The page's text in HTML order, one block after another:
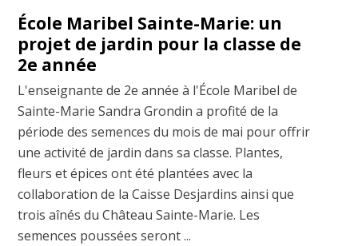
École Maribel Sainte-Marie: un
projet de jardin pour la classe de
2e année
L'enseignante de 2e année à l'École Maribel de
Sainte-Marie Sandra Grondin a profité de la
période des semences du mois de mai pour offrir
une activité de jardin dans sa classe. Plantes,
fleurs et épices ont été plantées avec la
collaboration de la Caisse Desjardins ainsi que
trois aînés du Château Sainte-Marie. Les
semences poussées seront ...